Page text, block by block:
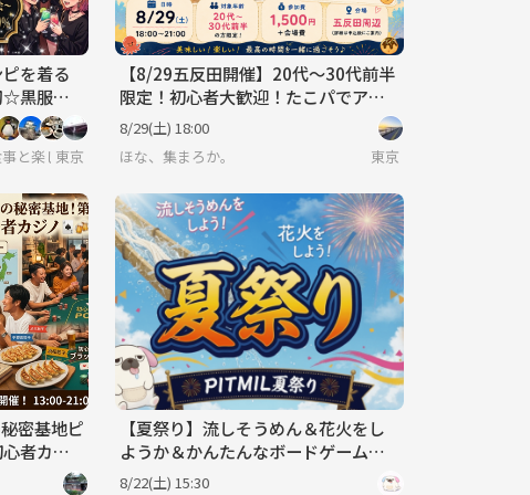
を着る
☆黒服で
ス0.00％
と楽しい会話♪＋40代50代で思うこと
東京
【8/29五反田開催】20代〜30代前半
限定！初心者大歓迎！たこパでアッ
トホームな夜を満喫🥢
8/29(土) 18:00
ほな、集まろか。
東京
密基地ピ
者カジ
自慢で繋
【夏祭り】流しそうめん＆花火をし
ようか＆かんたんなボードゲームも
して友だちになろう
8/22(土) 15:30